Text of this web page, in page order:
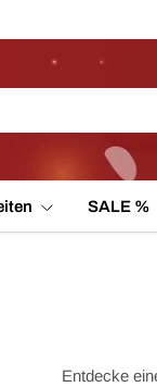
SALE %
Entdecke